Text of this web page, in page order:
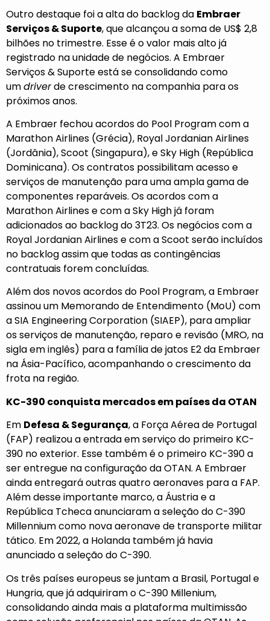
Outro destaque foi a alta do backlog da Embraer
Serviços & Suporte, que alcançou a soma de US$ 2,8
bilhões no trimestre. Esse é o valor mais alto já
registrado na unidade de negócios. A Embraer
Serviços & Suporte está se consolidando como
umdriverde crescimento na companhia para os
próximos anos.
A Embraer fechou acordos do Pool Program com a
Marathon Airlines (Grécia), Royal Jordanian Airlines
(Jordânia), Scoot (Singapura), e Sky High (República
Dominicana). Os contratos possibilitam acesso e
serviços de manutenção para uma ampla gama de
componentes reparáveis. Os acordos com a
Marathon Airlines e com a Sky High já foram
adicionados ao backlog do 3T23. Os negócios com a
Royal Jordanian Airlines e com a Scoot serão incluídos
no backlog assim que todas as contingências
contratuais forem concluídas.
Além dos novos acordos do Pool Program, a Embraer
assinou um Memorando de Entendimento (MoU) com
a SIA Engineering Corporation (SIAEP), para ampliar
os serviços de manutenção, reparo e revisão (MRO, na
sigla em inglês) para a família de jatos E2 da Embraer
na Ásia-Pacífico, acompanhando o crescimento da
frota na região.
KC-390 conquista mercados em países da OTAN
Em Defesa & Segurança, a Força Aérea de Portugal
(FAP) realizou a entrada em serviço do primeiro KC-
390 no exterior. Esse também é o primeiro KC-390 a
ser entregue na configuração da OTAN. A Embraer
ainda entregará outras quatro aeronaves para a FAP.
Além desse importante marco, a Áustria e a
República Tcheca anunciaram a seleção do C-390
Millennium como nova aeronave de transporte militar
tático. Em 2022, a Holanda também já havia
anunciado a seleção do C-390.
Os três países europeus se juntam a Brasil, Portugal e
Hungria, que já adquiriram o C-390 Millenium,
consolidando ainda mais a plataforma multimissão